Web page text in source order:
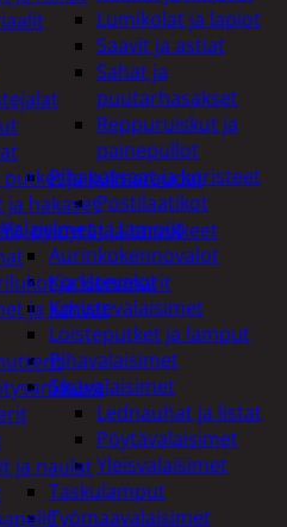
Lumikolat ja lapiot
Saavit ja astiat
Sahat ja
puutarhasakset
Reppuruiskut ja
painepullot
Pihapatsaat ja koristeet
Postilaatikot
Valaisimet ja lamput
Aurinkokennovalot
Koristevalot
Koristevalaisimet
Loisteputket ja lamput
Pihavalaisimet
Sisävalaisimet
Lednauhat ja listat
Pöytävalaisimet
Yleisvalaisimet
Taskulamput
Työmaavalaisimet
putket ja kulmaraudat
ja hakaset
pylpyrät ja tarvikkeet
ja klemmarit
ja kahvat
ja naulat